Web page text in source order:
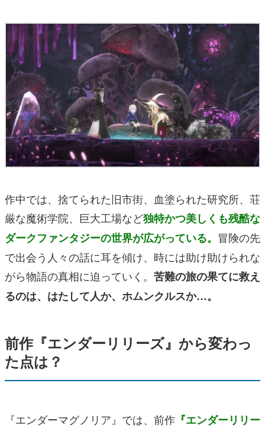
作中では、捨てられた旧市街、血塗られた研究所、荘
厳な魔術学院、巨大工場など独特かつ美しくも残酷な
ダークファンタジーの世界が広がっている。 冒険の先
で出会う人々の話に耳を傾け、時には助け助けられな
がら物語の真相に迫っていく。 苦難の旅の果てに救え
るのは、はたして人か、ホムンクルスか…。
前作『エンダーリリーズ』から変わっ
た点は？
『エンダーマグノリア』では、前作 『エンダーリリー